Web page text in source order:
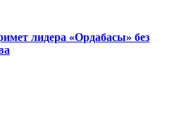
лидера «Ордабасы» без